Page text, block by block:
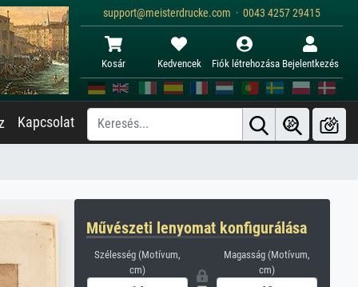
support@meisterdrucke.com · 0043 4257 29415
Kosár Kedvencek Fiók létrehozása Bejelentkezés
Kapcsolat
Művészeti lenyomat konfigurálása
Szélesség (Motívum,
cm)
Magasság (Motívum,
cm)